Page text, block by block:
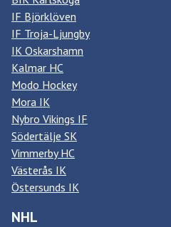
IF Björklöven
IF Troja-Ljungby
IK Oskarshamn
Kalmar HC
Modo Hockey
Mora IK
Nybro Vikings IF
Södertälje SK
Vimmerby HC
Västerås IK
Östersunds IK
NHL